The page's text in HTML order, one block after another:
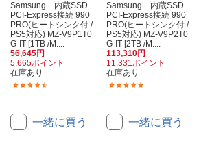
Samsung 内蔵SSD
PCI-Express接続 990
PRO(ヒートシンク付 /
PS5対応) MZ-V9P1T0
G-IT [1TB /M....
56,645円
5,665ポイント
在庫あり
一緒に買う
Samsung 内蔵SSD
PCI-Express接続 990
PRO(ヒートシンク付 /
PS5対応) MZ-V9P2T0
G-IT [2TB /M....
113,310円
11,331ポイント
在庫あり
一緒に買う